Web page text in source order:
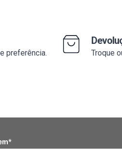
preferência. Troque